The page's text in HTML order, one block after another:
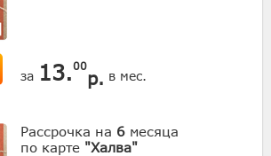
за 13.00
р. в мес.
Рассрочка на 6 месяца
по карте "Халва"